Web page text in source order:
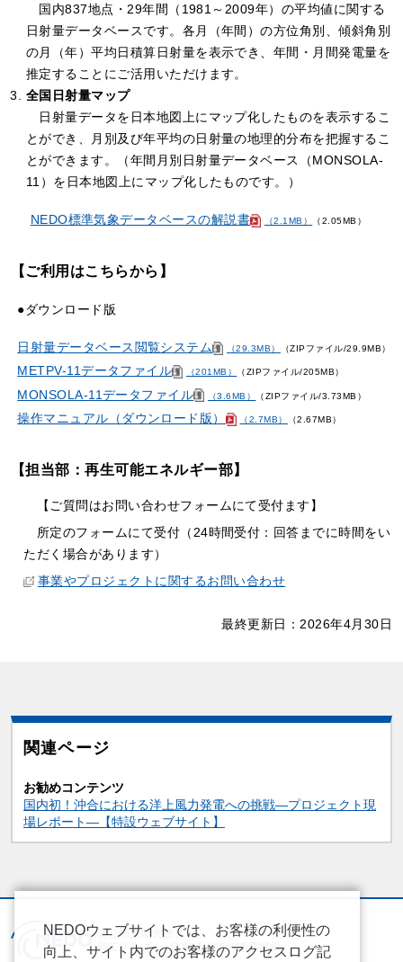
国内837地点・29年間（1981～2009年）の平均値に関する
日射量データベースです。各月（年間）の方位角別、傾斜角別
の月（年）平均日積算日射量を表示でき、年間・月間発電量を
推定することにご活用いただけます。
全国日射量マップ
日射量データを日本地図上にマップ化したものを表示するこ
とができ、月別及び年平均の日射量の地理的分布を把握するこ
とができます。（年間月別日射量データベース（MONSOLA-
11）を日本地図上にマップ化したものです。）
NEDO標準気象データベースの解説書 （2.1MB） （2.05MB）
【ご利用はこちらから】
●ダウンロード版
日射量データベース閲覧システム （29.3MB） （ZIPファイル/29.9MB）
METPV-11データファイル （201MB） （ZIPファイル/205MB）
MONSOLA-11データファイル （3.6MB） （ZIPファイル/3.73MB）
操作マニュアル（ダウンロード版） （2.7MB） （2.67MB）
【担当部：再生可能エネルギー部】
【ご質問はお問い合わせフォームにて受付ます】
所定のフォームにて受付（24時間受付：回答までに時間をい
ただく場合があります）
事業やプロジェクトに関するお問い合わせ
最終更新日：2026年4月30日
関連ページ
お勧めコンテンツ
国内初！沖合における洋上風力発電への挑戦―プロジェクト現
場レポート―【特設ウェブサイト】
NEDOウェブサイトでは、お客様の利便性の
向上、サイト内でのお客様のアクセスログ記